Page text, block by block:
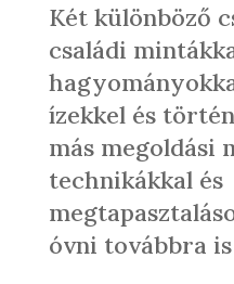
Két különböző
családi
ízekkel és
más megoldási
technikákkal és
óvni továbbra